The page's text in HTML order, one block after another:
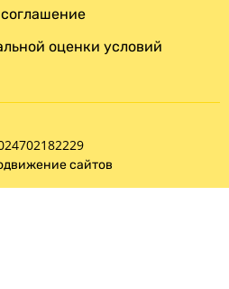
оценки условий
сайтов